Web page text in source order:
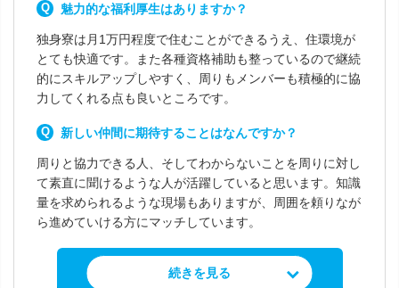
魅力的な福利厚生はありますか？
独身寮は月1万円程度で住むことができるうえ、住環境が
とても快適です。また各種資格補助も整っているので継続
的にスキルアップしやすく、周りもメンバーも積極的に協
力してくれる点も良いところです。
新しい仲間に期待することはなんですか？
周りと協力できる人、そしてわからないことを周りに対し
て素直に聞けるような人が活躍していると思います。知識
量を求められるような現場もありますが、周囲を頼りなが
ら進めていける方にマッチしています。
求人情報を見る
続きを見る